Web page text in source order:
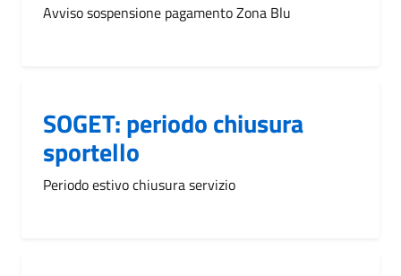
Avviso sospensione pagamento Zona Blu
SOGET: periodo chiusura
sportello
Periodo estivo chiusura servizio